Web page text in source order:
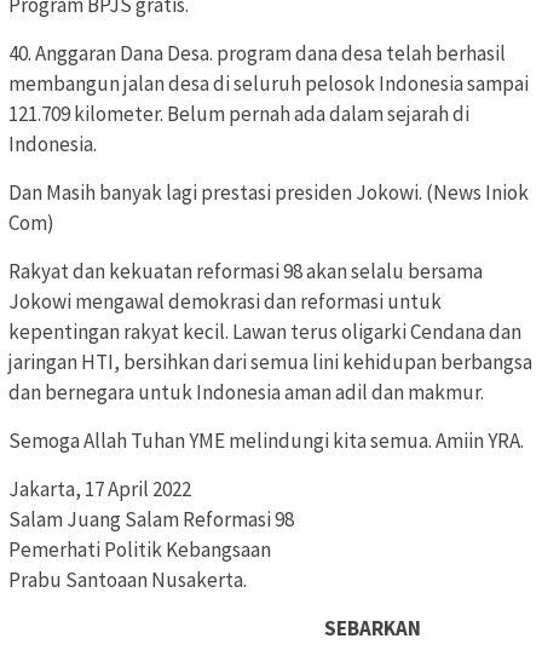
40. Anggaran Dana Desa. program dana desa telah berhasil
membangun jalan desa di seluruh pelosok Indonesia sampai
121.709 kilometer. Belum pernah ada dalam sejarah di
Indonesia.
Dan Masih banyak lagi prestasi presiden Jokowi. (News Iniok
Com)
Rakyat dan kekuatan reformasi 98 akan selalu bersama
Jokowi mengawal demokrasi dan reformasi untuk
kepentingan rakyat kecil. Lawan terus oligarki Cendana dan
jaringan HTI, bersihkan dari semua lini kehidupan berbangsa
dan bernegara untuk Indonesia aman adil dan makmur.
Semoga Allah Tuhan YME melindungi kita semua. Amiin YRA.
Jakarta, 17 April 2022
Salam Juang Salam Reformasi 98
Pemerhati Politik Kebangsaan
Prabu Santoaan Nusakerta.
SEBARKAN